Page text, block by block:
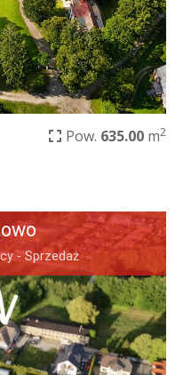
Pow. 635.00 m2
- Sprzedaż